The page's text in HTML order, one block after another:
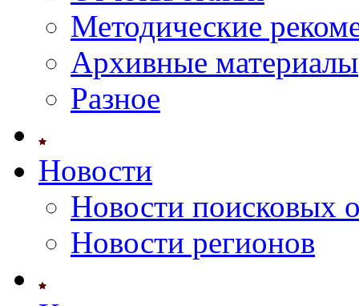
Методические
Архивные материалы
Разное
Новости
Новости поисковых
Новости регионов